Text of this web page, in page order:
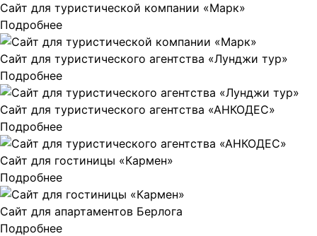
Сайт для туристической компании «Марк»
Подробнее
Сайт для туристического агентства «Лунджи тур»
Подробнее
Сайт для туристического агентства «АНКОДЕС»
Подробнее
Сайт для гостиницы «Кармен»
Подробнее
Сайт для апартаментов Берлога
Подробнее